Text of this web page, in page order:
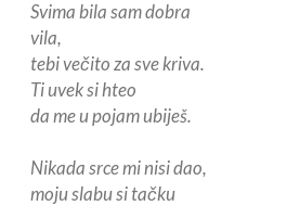
Svima bila sam dobra
vila,
tebi večito za sve kriva.
Ti uvek si hteo
da me u pojam ubiješ.
Nikada srce mi nisi dao,
moju slabu si tačku